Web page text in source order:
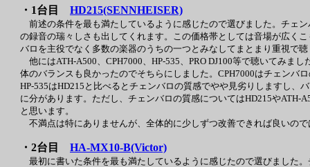
・1台目 HD215(SENNHEISER)
前述の条件を最も満たしているように感じたので選びました。チェ
の録音の瑞々しさも出してくれます。この価格帯としては音場が広く
バロを主役でなく多数の楽器のうちの一つとみなしてまとまり重視で
他にはATH-A500、CPH7000、HP-535、PRO DJ100等で聴いてみま
体のバランスも良かったのでそちらにしました。CPH7000はチェンバ
HP-535はHD215と比べるとチェンバロの質感でやや見劣りしますし、
に分があります。ただし、チェンバロの質感についてはHD215やATH-
と思います。
不満点は特にありませんが、全体的に少しずつ改善できれば良いの
・2台目 HA-MX10-B(Victor)
最初に書いた条件を最も満たしているように感じたので選びました